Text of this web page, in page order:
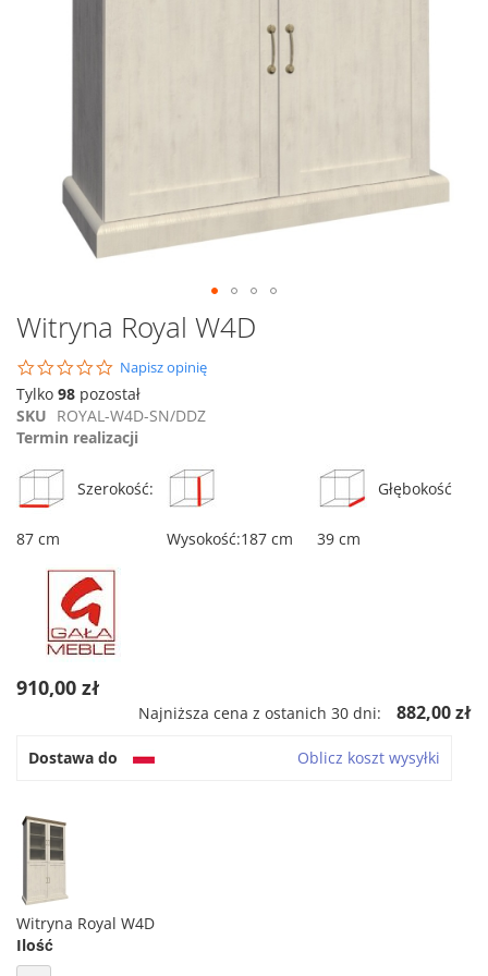
Przejdź
na
początek
galerii
Witryna Royal W4D
0.0
star
rating
Napisz opinię
Tylko 98 pozostał
SKU ROYAL-W4D-SN/DDZ
Termin realizacji
Szerokość:
87 cm Wysokość:187 cm
Głębokość
39 cm
910,00 zł
Najniższa cena z ostanich 30 dni: 882,00 zł
Dostawa do Oblicz koszt wysyłki
Witryna Royal W4D
Ilość